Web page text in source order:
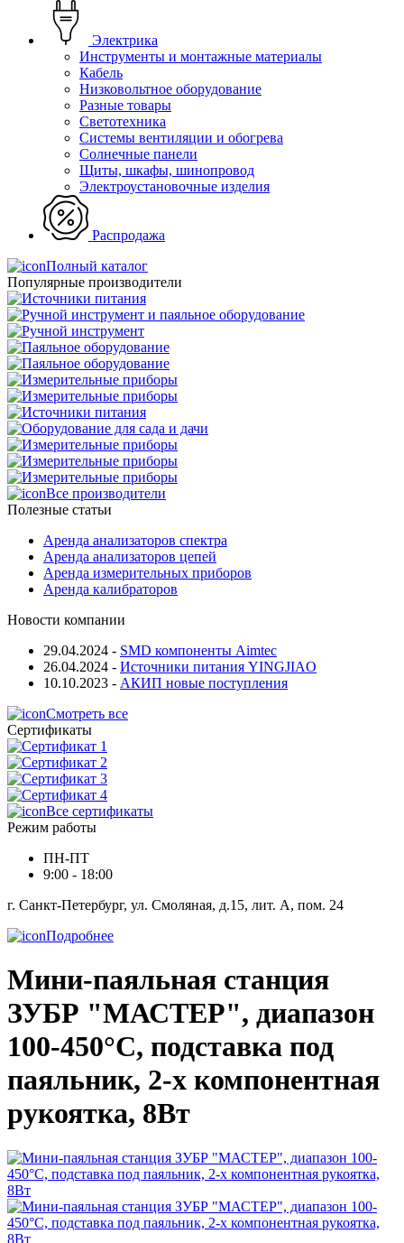
Электрика
Инструменты и монтажные материалы
Кабель
Низковольтное оборудование
Разные товары
Светотехника
Системы вентиляции и обогрева
Солнечные панели
Щиты, шкафы, шинопровод
Электроустановочные изделия
Распродажа
Полный каталог
Популярные производители
Все производители
Полезные статьи
Аренда анализаторов спектра
Аренда анализаторов цепей
Аренда измерительных приборов
Аренда калибраторов
Новости компании
29.04.2024 - SMD компоненты Aimtec
26.04.2024 - Источники питания YINGJIAO
10.10.2023 - АКИП новые поступления
Смотреть все
Сертификаты
Все сертификаты
Режим работы
ПН-ПТ
9:00 - 18:00
г. Санкт-Петербург, ул. Смоляная, д.15, лит. А, пом. 24
Подробнее
Мини-паяльная станция
ЗУБР "МАСТЕР", диапазон
100-450°C, подставка под
паяльник, 2-х компонентная
рукоятка, 8Вт